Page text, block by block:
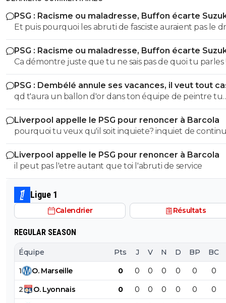
PSG : Racisme ou maladresse, Buffon écarte
Et puis pourquoi les abruti de fasciste auraient pas le
s'exprimer? Toi t'es un gros débile qui sait pas faire la
différence entre nazisme et fascisme, t'a bien le droit de
t'exprimer lol Tous les abrutis et idiots ont le droit de
s'exprimer lol
PSG : Racisme ou maladresse, Buffon écarte
Ca démontre juste que tu ne sais pas de quoi tu parles !!
etre sacrément débile pour confondre nazisme et
T'a meme pas le niveau en histoire d'un collégien...
partir de là tes idées politiques on s'en tape Quand on sait pas
faire la différence entre le nazisme et le fascisme
parle pas de politique vu qu'on est un putain d'ignare ! Merci
de démontrer encore une fois que l'électeur LFI est
abruti qui connait rien à rien :)
PSG : Dembélé annule ses vacances, il veut tout
qd t'aura un ballon d'or dans ton équipe de peintre tu
pourras la ramener le bouffon de service
Liverpool appelle le PSG pour renoncer à Barcola
pourquoi tu veux qu'il soit inquiete? inquiet de
gagner des titres avec la meilleure équipe d'europe? SOigne
toi abruti
Liverpool appelle le PSG pour renoncer à Barcola
il peut pas l'etre autant que toi l'abruti de service
Ligue 1
Calendrier Résultats
REGULAR SEASON
Équipe Pts J V N D BP BC
1 O. Marseille 0 0 0 0 0 0 0
2 O. Lyonnais 0 0 0 0 0 0 0